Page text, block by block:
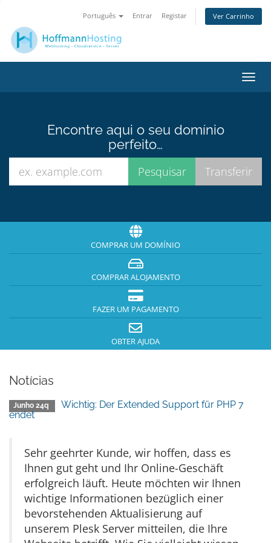
Português Entrar Registar Ver Carrinho
Encontre aqui o seu domínio
perfeito…
COMPRAR UM DOMÍNIO
COMPRAR ALOJAMENTO
FAZER UM PAGAMENTO
OBTER AJUDA
Notícias
Junho 24q
Wichtig: Der Extended Support für PHP 7
endet
Sehr geehrter Kunde, wir hoffen, dass es
Ihnen gut geht und Ihr Online-Geschäft
erfolgreich läuft. Heute möchten wir Ihnen
wichtige Informationen bezüglich einer
bevorstehenden Aktualisierung auf
unserem Plesk Server mitteilen, die Ihre